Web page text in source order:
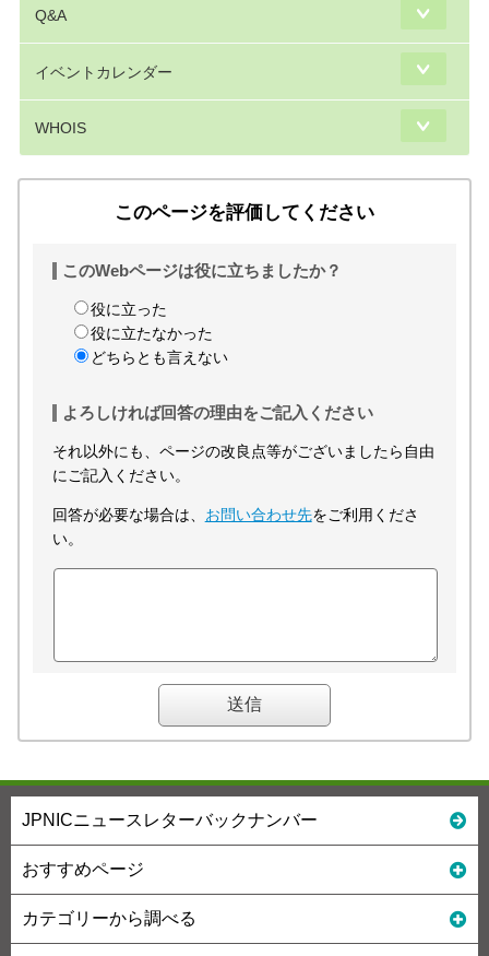
Q&A
イベントカレンダー
WHOIS
このページを評価してください
このWebページは役に立ちましたか？
役に立った
役に立たなかった
どちらとも言えない
よろしければ回答の理由をご記入ください
それ以外にも、ページの改良点等がございましたら自由
にご記入ください。
回答が必要な場合は、 お問い合わせ先をご利用くださ
い。
JPNICニュースレターバックナンバー
おすすめページ
カテゴリーから調べる